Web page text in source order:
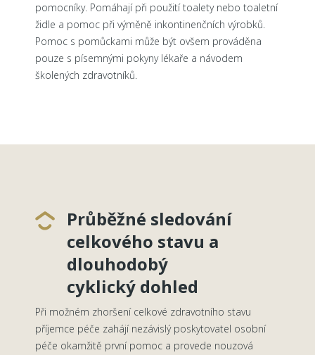
pomocníky. Pomáhají při použití toalety nebo toaletní
židle a pomoc při výměně inkontinenčních výrobků.
Pomoc s pomůckami může být ovšem prováděna
pouze s písemnými pokyny lékaře a návodem
školených zdravotníků.
Průběžné sledování
celkového stavu a
dlouhodobý
cyklický dohled
Při možném zhoršení celkové zdravotního stavu
příjemce péče zahájí nezávislý poskytovatel osobní
péče okamžitě první pomoc a provede nouzová